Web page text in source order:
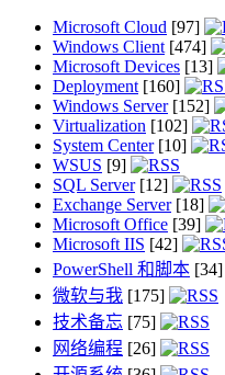
Microsoft Cloud [97]
Windows Client[474]
Microsoft Devices [13]
Deployment[160]
Windows Server[152]
Virtualization [102]
System Center[10]
WSUS [9]
SQL Server[12]
Exchange Server[18]
Microsoft Office [39]
Microsoft IIS [42]
PowerShell 和脚本 [34]
微软与我 [175]
技术备忘 [75]
网络编程 [26]